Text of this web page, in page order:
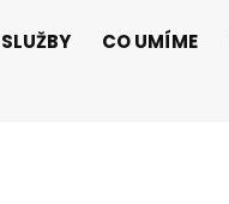
SLUŽBY CO UMÍME